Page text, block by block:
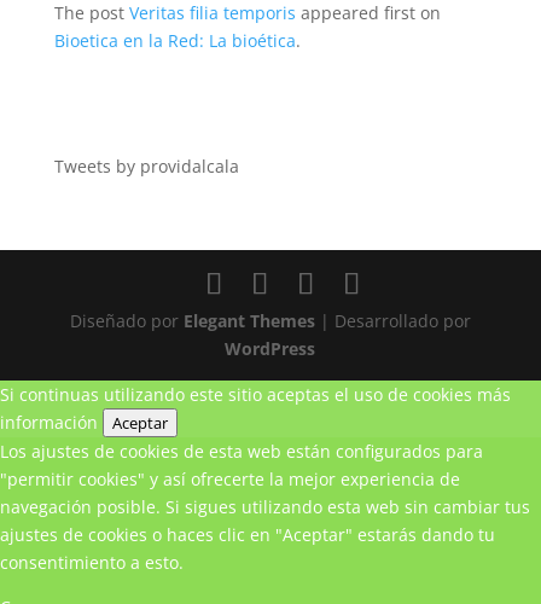
The post Veritas filia temporis appeared first on
Bioetica en la Red: La bioética.
Tweets by providalcala
Diseñado por Elegant Themes| Desarrollado por
WordPress
Si continuas utilizando este sitio aceptas el uso de cookies más
información
Aceptar
Los ajustes de cookies de esta web están configurados para
"permitir cookies" y así ofrecerte la mejor experiencia de
navegación posible. Si sigues utilizando esta web sin cambiar tus
ajustes de cookies o haces clic en "Aceptar" estarás dando tu
consentimiento a esto.